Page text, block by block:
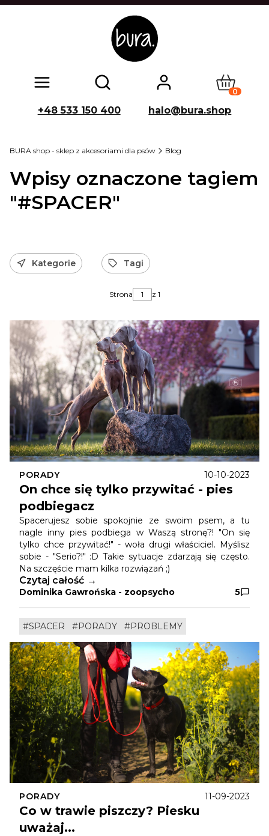
Otwórz wyszukiwarkę Produkty
+48 533 150 400 halo@bura.shop
BURA shop - sklep z akcesoriami dla psów Blog
Wpisy oznaczone tagiem
"#SPACER"
Kategorie Tagi
Strona z 1
PORADY 10-10-2023
On chce się tylko przywitać - pies
podbiegacz
Spacerujesz sobie spokojnie ze swoim psem, a tu
nagle inny pies podbiega w Waszą stronę?! "On się
tylko chce przywitać!" - woła drugi właściciel. Myślisz
sobie - "Serio?!" :D Takie sytuacje zdarzają się często.
Na szczęście mam kilka rozwiązań ;)
Czytaj całość
Dominika Gawrońska - zoopsycho 5
#SPACER #PORADY #PROBLEMY
PORADY 11-09-2023
Co w trawie piszczy? Piesku
uważaj...